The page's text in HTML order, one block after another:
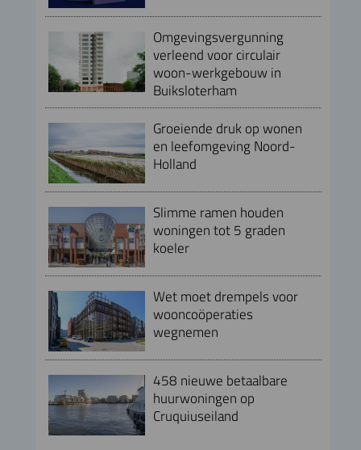
Omgevingsvergunning
verleend voor circulair
woon-werkgebouw in
Buiksloterham
Groeiende druk op wonen
en leefomgeving Noord-
Holland
Slimme ramen houden
woningen tot 5 graden
koeler
Wet moet drempels voor
wooncoöperaties
wegnemen
458 nieuwe betaalbare
huurwoningen op
Cruquiuseiland